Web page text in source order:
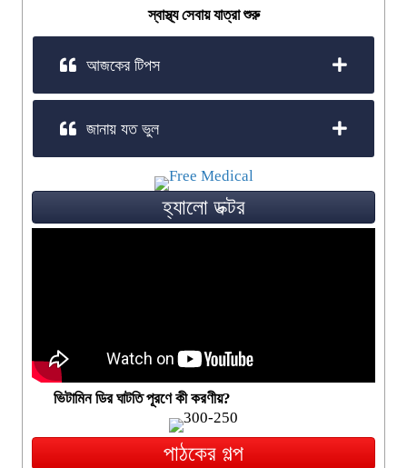
স্বাস্থ্য সেবায় যাত্রা শুরু
আজকের টিপস
জানায় যত ভুল
হ্যালো ডক্টর
ভিটামিন ডির ঘাটতি পূরণে কী করণীয়?
পাঠকের গল্প